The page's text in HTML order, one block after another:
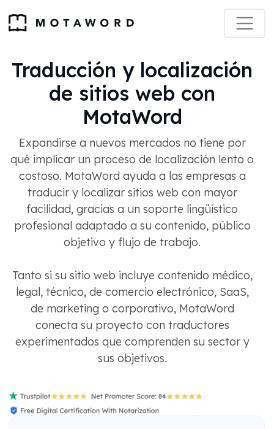
Traducción y localización
de sitios web con
MotaWord
Expandirse a nuevos mercados no tiene por
qué implicar un proceso de localización lento o
costoso. MotaWord ayuda a las empresas a
traducir y localizar sitios web con mayor
facilidad, gracias a un soporte lingüístico
profesional adaptado a su contenido, público
objetivo y flujo de trabajo.
Tanto si su sitio web incluye contenido médico,
legal, técnico, de comercio electrónico, SaaS,
de marketing o corporativo, MotaWord
conecta su proyecto con traductores
experimentados que comprenden su sector y
sus objetivos.